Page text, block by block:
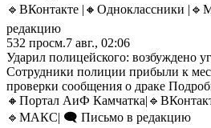
🔹ВКонтакте |🔸Одноклассники
редакцию
532 просм.7 авг., 02:06
Ударил полицейского: возбуждено
Сотрудники полиции прибыли к
проверки сообщения о драке
🔸Портал АиФ
🔹MАКС| 🗨️ Письмо в редакцию